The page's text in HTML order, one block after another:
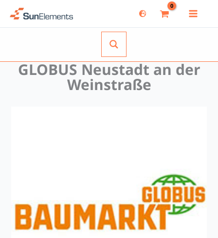
Inhalt
GLOBUS Neustadt an der
Weinstraße